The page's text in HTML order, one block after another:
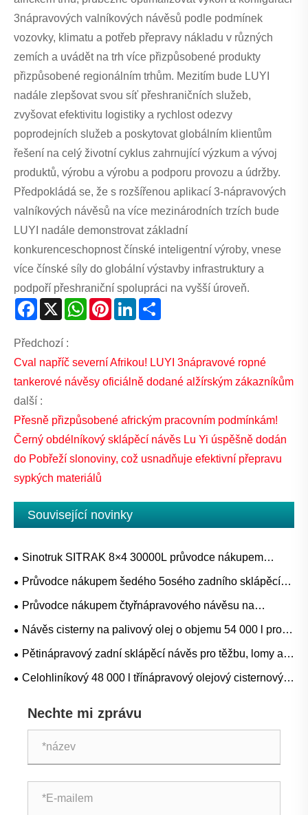
3nápravových valníkových návěsů podle podmínek
vozovky, klimatu a potřeb přepravy nákladu v různých
zemích a uvádět na trh více přizpůsobené produkty
přizpůsobené regionálním trhům. Mezitím bude LUYI
nadále zlepšovat svou síť přeshraničních služeb,
zvyšovat efektivitu logistiky a rychlost odezvy
poprodejních služeb a poskytovat globálním klientům
řešení na celý životní cyklus zahrnující výzkum a vývoj
produktů, výrobu a výrobu a podporu provozu a údržby.
Předpokládá se, že s rozšířenou aplikací 3-nápravových
valníkových návěsů na více mezinárodních trzích bude
LUYI nadále demonstrovat základní
konkurenceschopnost čínské inteligentní výroby, vnese
více čínské síly do globální výstavby infrastruktury a
podpoří přeshraniční spolupráci na vyšší úroveň.
Facebook
X WhatsAppPinterestLinkedIn
Předchozí :
Cval napříč severní Afrikou! LUYI 3nápravové ropné
tankerové návěsy oficiálně dodané alžírským zákazníkům
další :
Přesně přizpůsobené africkým pracovním podmínkám!
Černý obdélníkový sklápěcí návěs Lu Yi úspěšně dodán
do Pobřeží slonoviny, což usnadňuje efektivní přepravu
sypkých materiálů
Související novinky
Sinotruk SITRAK 8×4 30000L průvodce nákupem
cisteren na palivo pro projekty doplňování nafty, benzínu
Průvodce nákupem šedého 5osého zadního sklápěcího
návěsu pro těžbu, lom a přepravu těžkých sypkých
Průvodce nákupem čtyřnápravového návěsu na
cementovou cisternu pro přepravu volně loženého
Návěs cisterny na palivový olej o objemu 54 000 l pro
přepravu hromadného paliva: Aplikace, specifikace a
Pětinápravový zadní sklápěcí návěs pro těžbu, lomy a
stavební hromadnou dopravu
Celohliníkový 48 000 l třínápravový olejový cisternový
Nechte mi zprávu